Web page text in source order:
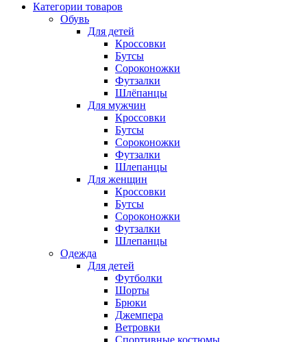
Категории товаров
Обувь
Для детей
Кроссовки
Бутсы
Сороконожки
Футзалки
Шлёпанцы
Для мужчин
Кроссовки
Бутсы
Сороконожки
Футзалки
Шлепанцы
Для женщин
Кроссовки
Бутсы
Сороконожки
Футзалки
Шлепанцы
Одежда
Для детей
Футболки
Шорты
Брюки
Джемпера
Ветровки
Спортивные костюмы